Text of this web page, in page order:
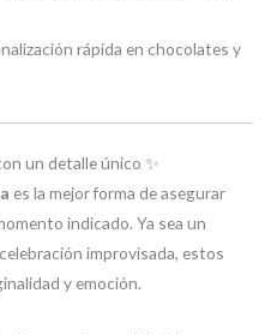
rápida en chocolates y
un detalle único ✨
es la mejor forma de asegurar
indicado. Ya sea un
improvisada, estos
y emoción.